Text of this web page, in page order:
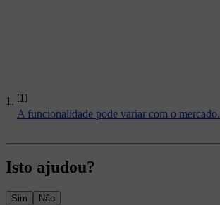
[1]
A funcionalidade pode variar com o mercado.
Isto ajudou?
Sim Não